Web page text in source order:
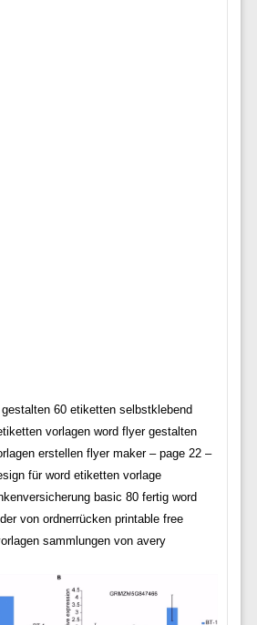
60 etiketten selbstklebend
vorlagen word flyer gestalten
erstellen flyer maker – page 22 –
für word etiketten vorlage
basic 80 fertig word
von ordnerrücken printable free
sammlungen von avery